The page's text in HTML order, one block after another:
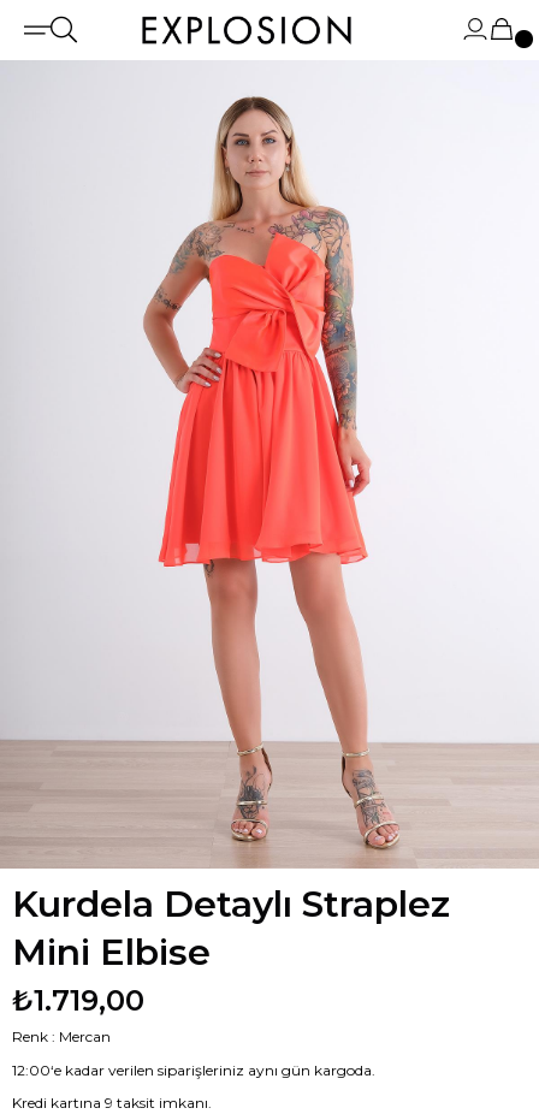
Kurdela Detaylı Straplez
Mini Elbise
₺1.719,00
Renk : Mercan
12:00‘e kadar verilen siparişleriniz aynı gün kargoda.
Kredi kartına 9 taksit imkanı.